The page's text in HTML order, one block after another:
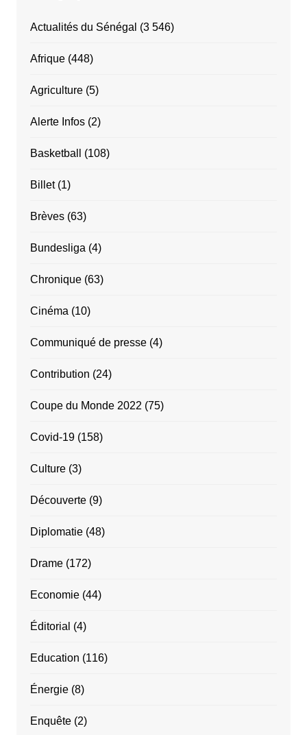
Actualités du Sénégal (3 546)
Afrique(448)
Agriculture(5)
Alerte Infos(2)
Basketball (108)
Billet(1)
Brèves(63)
Bundesliga (4)
Chronique(63)
Cinéma (10)
Communiqué de presse(4)
Contribution (24)
Coupe du Monde 2022 (75)
Covid-19(158)
Culture(3)
Découverte(9)
Diplomatie(48)
Drame(172)
Economie(44)
Éditorial (4)
Education (116)
Énergie(8)
Enquête(2)